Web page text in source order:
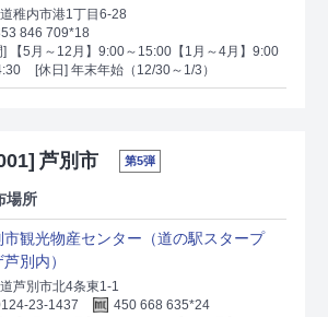
稚内市港1丁目6-28
846 709*18
] 【5月～12月】9:00～15:00【1月～4月】9:00
[休日] 年末年始（12/30～1/3）
芦別市 第5弾
場所
市観光物産センター（道の駅スタープ
別内）
芦別市北4条東1-1
23-1437
450 668 635*24